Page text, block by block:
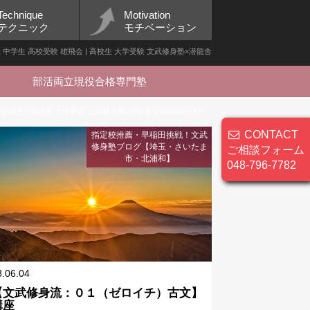
クニック
Motivation
モチベーション
学生 高校受験 雄飛会 | 高校生 大学受験 文武修身塾×潜龍舎
部活両立現役合格専門塾
CONTACT
ご相談フォーム
048-796-7782
指定校推薦・早稲田挑戦！文武
修身塾ブログ【埼玉・さいたま
市・北浦和】
文武修身流：０１（ゼロイチ）古文】
座